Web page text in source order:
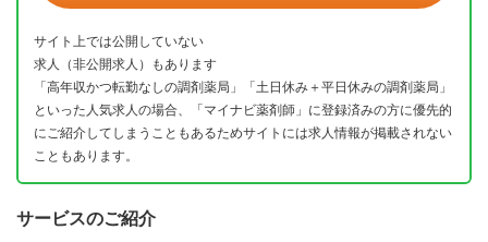
サイト上では公開していない
求人（非公開求人）もあります
「高年収かつ転勤なしの調剤薬局」「土日休み＋平日休みの調剤薬局」
といった人気求人の場合、「マイナビ薬剤師」に登録済みの方に優先的
にご紹介してしまうこともあるためサイトには求人情報が掲載されない
こともあります。
サービスのご紹介